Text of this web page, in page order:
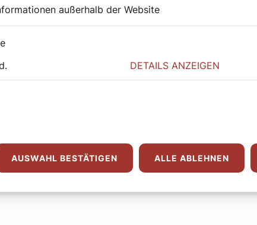
Potpourri: Diözesaner
Rückblick 8
außerhalb der Website
DETAILS ANZEIGEN
AUSWAHL BESTÄTIGEN ALLE ABLEHNEN